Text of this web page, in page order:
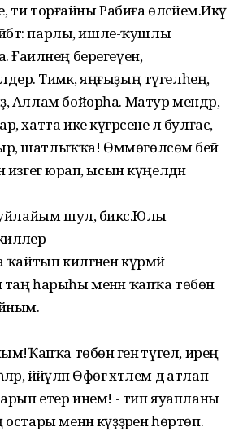
ти торғайны Рабиға өләсәйем.Икәү
парлы, ишле-ҡушлы
берегеүен,
Тимәк, яңғыҙың түгелһең,
Аллам бойорһа. Матур мендәр,
хатта ике күгәрсене лә булғас,
шатлыҡҡа! Өммөгөлсөм әбей
изгегә юрап, ысын күңелдән
шул, бикәс.Юлы
ҡайтып килгәнен күрмәй
һарыһы менән ҡапҡа төбөнә
төбөнә генә түгел, ирең
йәйәүләп Өфөгә хәтлем дә атлап
етер инем! - тип яуапланы
менән күҙҙәрен һөртөп.